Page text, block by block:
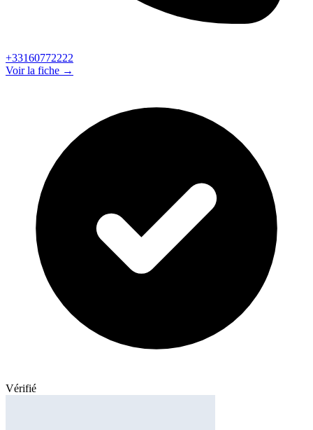
+33160772222
Voir la fiche →
Vérifié